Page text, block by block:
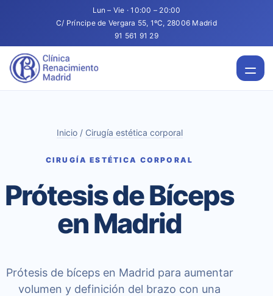
Lun – Vie · 10:00 – 20:00
C/ Príncipe de Vergara 55, 1ºC, 28006 Madrid
91 561 91 29
Inicio/ Cirugía estética corporal
CIRUGÍA ESTÉTICA CORPORAL
Prótesis de Bíceps
en Madrid
Prótesis de bíceps en Madrid para aumentar
volumen y definición del brazo con una